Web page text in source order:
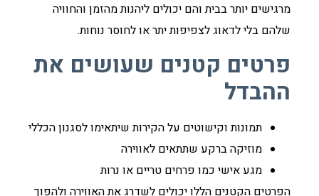
מרגישים יותר בבית והם יכולים ליהנות מהזמן והחוויה
שלהם בלי לדאוג לצפיפות יתר או לחוסר נוחות.
פרטים קטנים שעושים את
ההבדל
תמונות וקישוטים על הקירות שיתאימו לסגנון הכללי
מוזיקה ברקע שתתאים לאווירה
מגע אישי כמו פרחים טריים או נרות
הפרטים הקטנים הללו יכולים לשדרג את האווירה ולהפוך